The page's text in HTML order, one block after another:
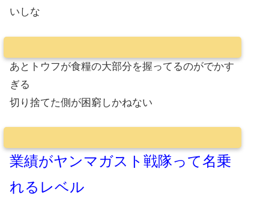
いしな
あとトウフが食糧の大部分を握ってるのがでかす
ぎる
切り捨てた側が困窮しかねない
業績がヤンマガスト戦隊って名乗
れるレベル